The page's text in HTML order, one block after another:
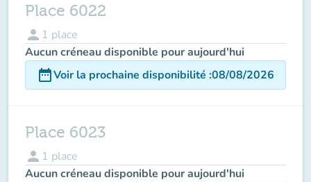
Place 6022
person 1 place
Aucun créneau disponible pour aujourd'hui
date_rangeVoir la prochaine disponibilité :08/08/2026
Place 6023
person 1 place
Aucun créneau disponible pour aujourd'hui